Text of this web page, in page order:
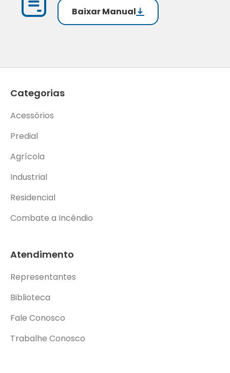
Baixar Manual
Categorias
Acessórios
Predial
Agrícola
Industrial
Residencial
Combate a Incêndio
Atendimento
Representantes
Biblioteca
Fale Conosco
Trabalhe Conosco